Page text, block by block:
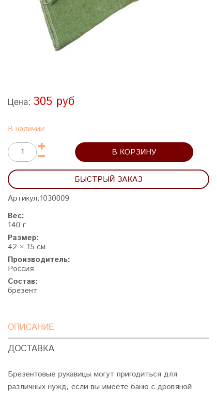
Цена: 305 руб
В наличии
В КОРЗИНУ
БЫСТРЫЙ ЗАКАЗ
Артикул:1030009
Вес:
140 г
Размер:
42 × 15 см
Производитель:
Россия
Состав:
брезент
ОПИСАНИЕ
ДОСТАВКА
Брезентовые рукавицы могут пригодиться для
различных нужд, если вы имеете баню с дровяной